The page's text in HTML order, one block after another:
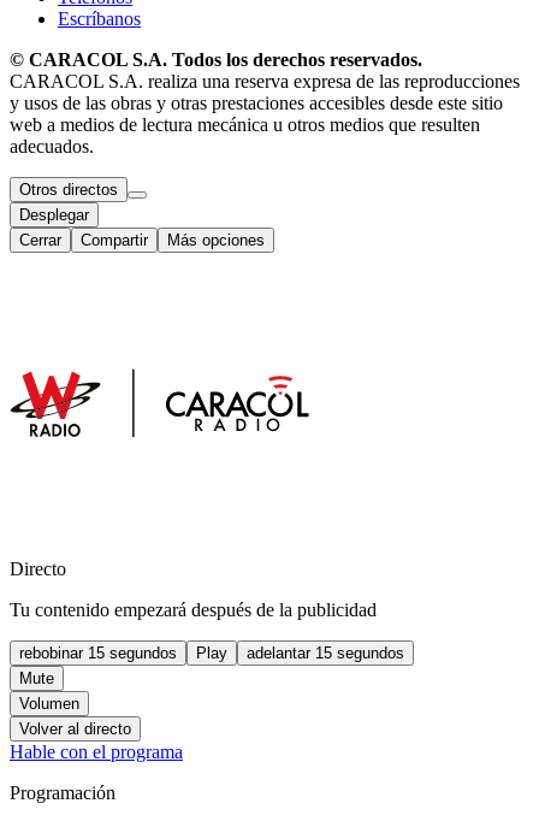
Escríbanos
© CARACOL S.A. Todos los derechos reservados.
CARACOL S.A. realiza una reserva expresa de las reproducciones
y usos de las obras y otras prestaciones accesibles desde este sitio
web a medios de lectura mecánica u otros medios que resulten
adecuados.
Otros directos
Desplegar
Cerrar
Compartir Más opciones
Directo
Tu contenido empezará después de la publicidad
rebobinar 15 segundos Play
adelantar 15 segundos
Mute
Volumen
Volver al directo
Hable con el programa
Programación